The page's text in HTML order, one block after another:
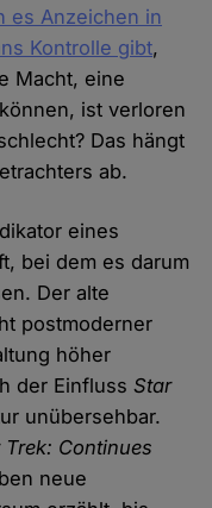
es Anzeichen in
Kontrolle gibt,
Macht, eine
ist verloren
Das hängt
ab.
eines
bei dem es darum
Der alte
postmoderner
höher
der EinflussStar
unübersehbar.
Trek: Continues
neue